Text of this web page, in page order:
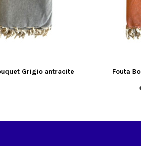
Grigio antracite Fouta